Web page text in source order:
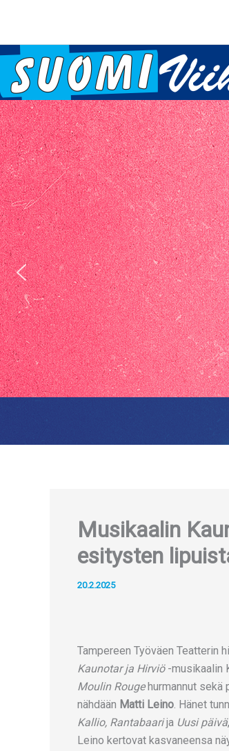
Musikaalin
esitysten
20.2.2025
Tampereen Työväen Teatterin
Kaunotar ja Hirviö-musikaalin
Moulin Rougehurmannut sekä
nähdään Matti Leino. Hänet
Kallio, Rantabaarija Uusi päivä
Leino kertovat kasvaneensa